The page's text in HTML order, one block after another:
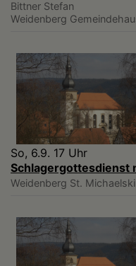
Bittner Stefan
Weidenberg
So, 6.9. 17 Uhr
Schlagergottesdienst
Weidenberg St.